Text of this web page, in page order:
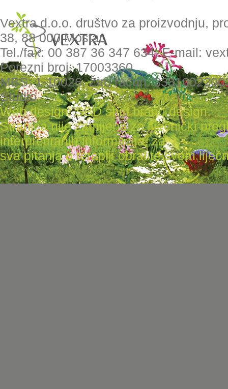
Vextra d.o.o. društvo za proizvodnju,
38, 88 000 Mostar,
Tel./fax: 00 387 36 347 634, E-mail:
Porezni broj: 17003360
MBS: 1-10026, Žiro račun:
Studio
Web design: SBD shift brand design,
Stranica nije zamijena za liječnički
interpretiranih informacija, za
sva pitanja o terapiji obratite svom